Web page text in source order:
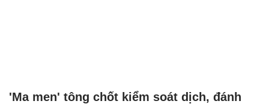
'Ma men' tông chốt kiểm soát dịch, đánh